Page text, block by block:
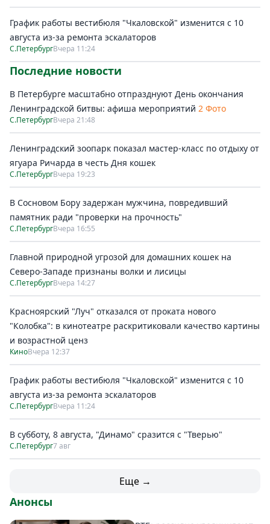
График работы вестибюля "Чкаловской" изменится с 10
августа из-за ремонта эскалаторов
С.ПетербургВчера 11:24
Последние новости
В Петербурге масштабно отпразднуют День окончания
Ленинградской битвы: афиша мероприятий 2 Фото
С.ПетербургВчера 21:48
Ленинградский зоопарк показал мастер-класс по отдыху от
ягуара Ричарда в честь Дня кошек
С.ПетербургВчера 19:23
В Сосновом Бору задержан мужчина, повредивший
памятник ради "проверки на прочность"
С.ПетербургВчера 16:55
Главной природной угрозой для домашних кошек на
Северо-Западе признаны волки и лисицы
С.ПетербургВчера 14:27
Красноярский "Луч" отказался от проката нового
"Колобка": в кинотеатре раскритиковали качество картины
и возрастной ценз
КиноВчера 12:37
График работы вестибюля "Чкаловской" изменится с 10
августа из-за ремонта эскалаторов
С.ПетербургВчера 11:24
В субботу, 8 августа, "Динамо" сразится с "Тверью"
С.Петербург7 авг
Еще →
Анонсы